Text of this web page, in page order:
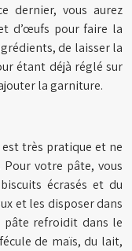
dernier, vous aurez
d’œufs pour faire la
de laisser la
étant déjà réglé sur
la garniture.
très pratique et ne
votre pâte, vous
écrasés et du
et les disposer dans
pâte refroidit dans le
de maïs, du lait,